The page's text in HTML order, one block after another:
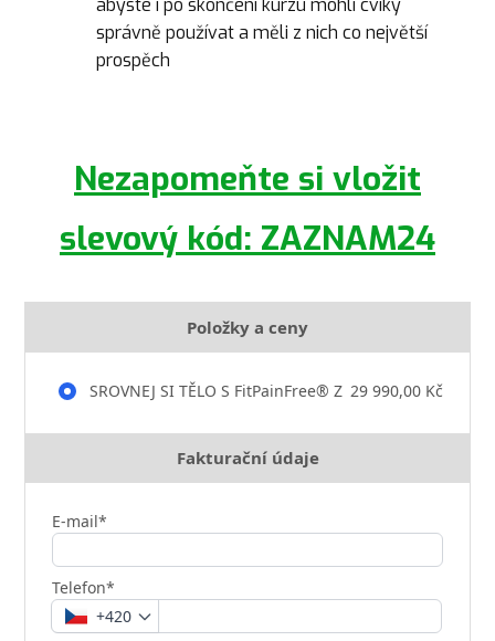
abyste i po skončení kurzu mohli cviky
správně používat a měli z nich co největší
prospěch
Nezapomeňte si vložit
slevový kód: ZAZNAM24
Položky a ceny
SROVNEJ SI TĚLO S FitPainFree® Z 29 990,00 Kč
Fakturační údaje
E-mail*
Telefon*
+420